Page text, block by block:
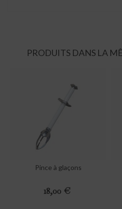
PRODUITS DANS LA
Pince à glaçons
Preis
18,00 €